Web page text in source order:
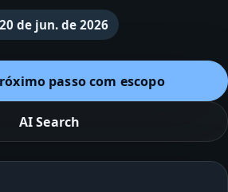
20 de jun. de 2026
passo com escopo
AI Search